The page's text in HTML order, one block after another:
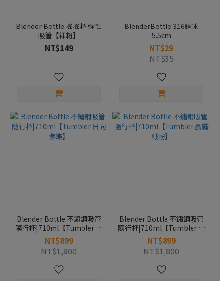
Blender Bottle 搖搖杯 彈性
吸管【裸粉】
NT$149
BlenderBottle 316鋼球
5.5cm
NT$29
NT$35
Blender Bottle 不鏽鋼吸管
隨行杯|710ml【Tumbler 日
向紫蝶】
NT$899
NT$1,800
Blender Bottle 不鏽鋼吸管
隨行杯|710ml【Tumbler 晨
霧絨粉】
NT$899
NT$1,800